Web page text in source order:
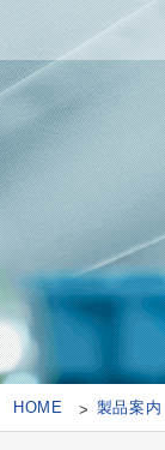
HOME 製品案内